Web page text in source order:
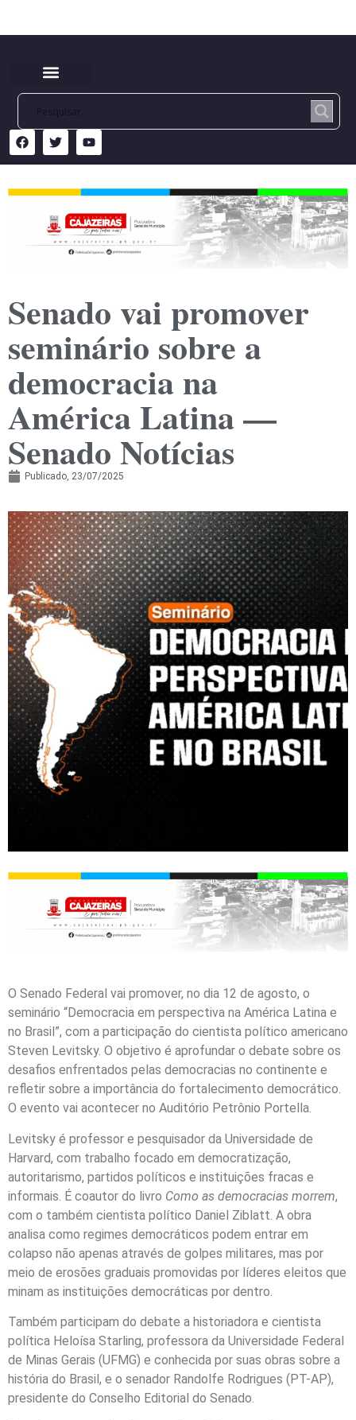
Senado vai promover
seminário sobre a
democracia na
América Latina —
Senado Notícias
Publicado, 23/07/2025
O Senado Federal vai promover, no dia 12 de agosto, o
seminário “Democracia em perspectiva na América Latina e
no Brasil”, com a participação do cientista político americano
Steven Levitsky. O objetivo é aprofundar o debate sobre os
desafios enfrentados pelas democracias no continente e
refletir sobre a importância do fortalecimento democrático.
O evento vai acontecer no Auditório Petrônio Portella.
Levitsky é professor e pesquisador da Universidade de
Harvard, com trabalho focado em democratização,
autoritarismo, partidos políticos e instituições fracas e
informais. É coautor do livro Como as democracias morrem,
com o também cientista político Daniel Ziblatt. A obra
analisa como regimes democráticos podem entrar em
colapso não apenas através de golpes militares, mas por
meio de erosões graduais promovidas por líderes eleitos que
minam as instituições democráticas por dentro.
Também participam do debate a historiadora e cientista
política Heloísa Starling, professora da Universidade Federal
de Minas Gerais (UFMG) e conhecida por suas obras sobre a
história do Brasil, e o senador Randolfe Rodrigues (PT-AP),
presidente do Conselho Editorial do Senado.